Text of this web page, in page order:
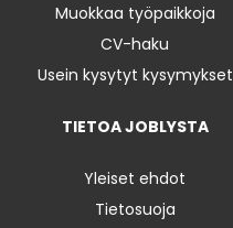
Muokkaa työpaikkoja
CV-haku
Usein kysytyt kysymykset
TIETOA JOBLYSTA
Yleiset ehdot
Tietosuoja